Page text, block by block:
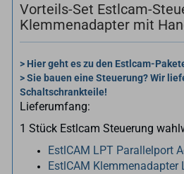
Vorteils-Set Estlcam-
Klemmenadapter mit
> Hier geht es zu den Estlcam-
> Sie bauen eine Steuerung? Wir
Schaltschrankteile!
Lieferumfang:
1 Stück Estlcam Steuerung
EstlCAM LPT Parallelport
EstlCAM Klemmenadapter